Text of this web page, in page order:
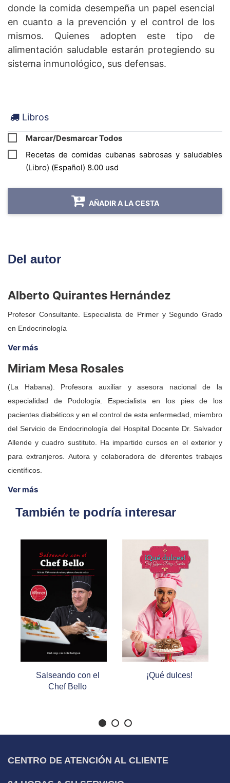
donde la comida desempeña un papel esencial
en cuanto a la prevención y el control de los
mismos. Quienes adopten este tipo de
alimentación saludable estarán protegiendo su
sistema inmunológico, sus defensas.
Libros
Marcar/Desmarcar Todos
Recetas de comidas cubanas sabrosas y saludables
(Libro) (Español) 8.00 usd
AÑADIR A LA CESTA
Del autor
Alberto Quirantes Hernández
Profesor Consultante. Especialista de Primer y Segundo Grado
en Endocrinología
Ver más
Miriam Mesa Rosales
(La Habana). Profesora auxiliar y asesora nacional de la
especialidad de Podología. Especialista en los pies de los
pacientes diabéticos y en el control de esta enfermedad, miembro
del Servicio de Endocrinología del Hospital Docente Dr. Salvador
Allende y cuadro sustituto. Ha impartido cursos en el exterior y
para extranjeros. Autora y colaboradora de diferentes trabajos
científicos.
Ver más
También te podría interesar
Salseando con el
Chef Bello
¡Qué dulces!
CENTRO DE ATENCIÓN AL CLIENTE